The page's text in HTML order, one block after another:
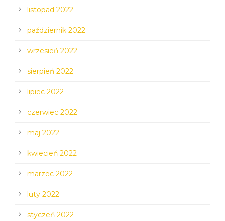
listopad 2022
październik 2022
wrzesień 2022
sierpień 2022
lipiec 2022
czerwiec 2022
maj 2022
kwiecień 2022
marzec 2022
luty 2022
styczeń 2022